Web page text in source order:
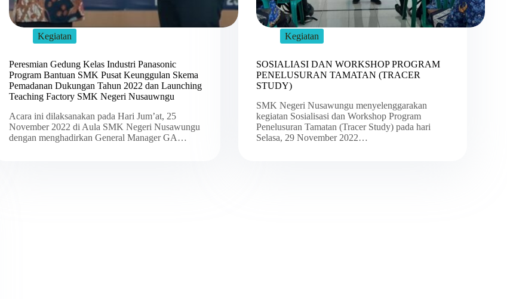
Kegiatan
Peresmian Gedung Kelas Industri Panasonic
Program Bantuan SMK Pusat Keunggulan Skema
Pemadanan Dukungan Tahun 2022 dan Launching
Teaching Factory SMK Negeri Nusauwngu ​​
Acara ini dilaksanakan pada Hari Jum’at, 25
November 2022 di Aula SMK Negeri Nusawungu
dengan menghadirkan General Manager GA…
Kegiatan
SOSIALIASI DAN WORKSHOP PROGRAM
PENELUSURAN TAMATAN (TRACER
STUDY)
SMK Negeri Nusawungu menyelenggarakan
kegiatan Sosialisasi dan Workshop Program
Penelusuran Tamatan (Tracer Study) pada hari
Selasa, 29 November 2022…